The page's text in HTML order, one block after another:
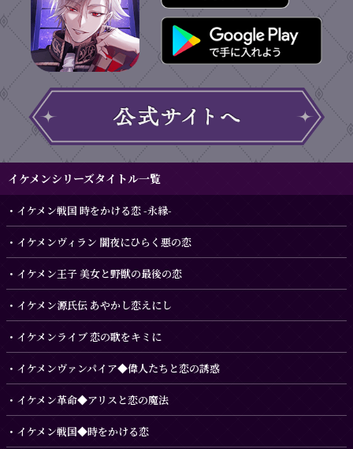
イケメンシリーズタイトル一覧
イケメン戦国 時をかける恋 -永縁-
イケメンヴィラン 闇夜にひらく悪の恋
イケメン王子 美女と野獣の最後の恋
イケメン源氏伝 あやかし恋えにし
イケメンライブ 恋の歌をキミに
イケメンヴァンパイア◆偉人たちと恋の誘惑
イケメン革命◆アリスと恋の魔法
イケメン戦国◆時をかける恋